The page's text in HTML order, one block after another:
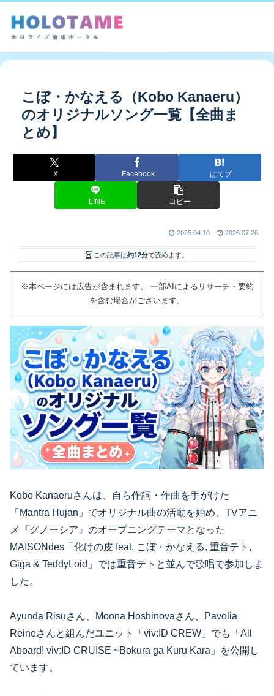
こぼ・かなえる（Kobo Kanaeru）
のオリジナルソング一覧【全曲ま
とめ】
X Facebook はてブ
LINE コピー
2025.04.10 2026.07.26
この記事は約12分で読めます。
※本ページには広告が含まれます。 一部AIによるリサーチ・要約
を含む場合がございます。
Kobo Kanaeruさんは、自ら作詞・作曲を手がけた
「Mantra Hujan」でオリジナル曲の活動を始め、TVアニ
メ『グノーシア』のオープニングテーマとなった
MAISONdes「化けの皮 feat. こぼ・かなえる, 重音テト,
Giga & TeddyLoid」では重音テトと並んで歌唱で参加しま
した。
Ayunda Risuさん、Moona Hoshinovaさん、Pavolia
Reineさんと組んだユニット「viv:ID CREW」でも「All
Aboard! viv:ID CRUISE ~Bokura ga Kuru Kara」を公開し
ています。